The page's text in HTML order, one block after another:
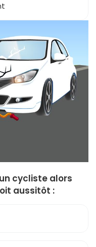
cycliste alors
aussitôt :